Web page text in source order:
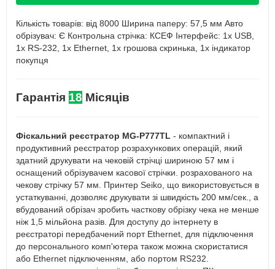
Кількість товарів: від 8000 Ширина паперу: 57,5 мм Авто
обрізувач: Є Контрольна стрічка: КСЕФ Інтерфейс: 1x USB,
1x RS-232, 1x Ethernet, 1x грошова скринька, 1x індикатор
покупця
Гарантія 18 Місяців
Фіскальний реєстратор MG-P777TL - компактний і
продуктивний реєстратор розрахункових операцій, який
здатний друкувати на чековій стрічці шириною 57 мм і
оснащений обрізувачем касової стрічки. розрахованого на
чекову стрічку 57 мм. Принтер Seiko, що використовується в
устаткуванні, дозволяє друкувати зі швидкість 200 мм/сек., а
вбудований обрізач зробить часткову обрізку чека не менше
ніж 1,5 мільйона разів. Для доступу до інтернету в
реєстраторі передбачений порт Ethernet, для підключення
до персонального комп'ютера також можна скористатися
або Ethernet підключенням, або портом RS232.